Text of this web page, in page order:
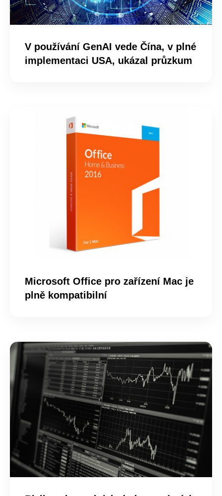
V používání GenAI vede Čína, v plné
implementaci USA, ukázal průzkum
Microsoft Office pro zařízení Mac je
plně kompatibilní